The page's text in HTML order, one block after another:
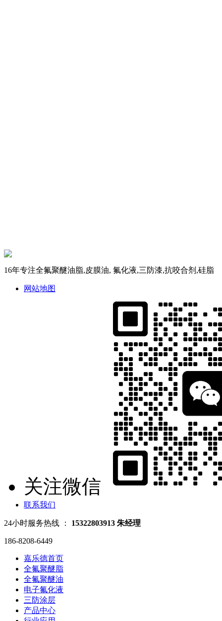
16年专注全氟聚醚油脂,皮膜油, 氟化液,三防漆,抗咬合剂,硅脂
网站地图
关注微信
联系我们
24小时服务热线 ： 15322803913 朱经理
186-8208-6449
嘉乐德首页
全氟聚醚脂
全氟聚醚油
电子氟化液
三防涂层
产品中心